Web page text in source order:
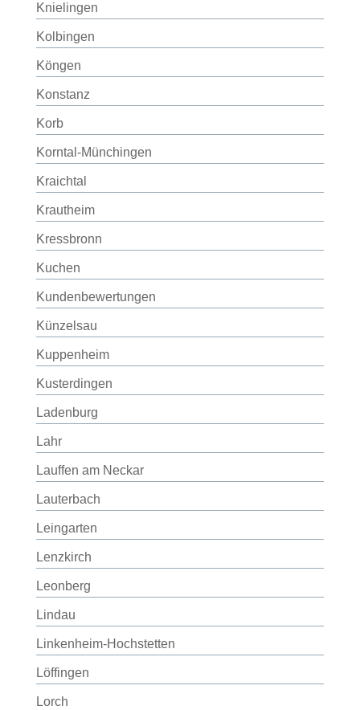
Knielingen
Kolbingen
Köngen
Konstanz
Korb
Korntal-Münchingen
Kraichtal
Krautheim
Kressbronn
Kuchen
Kundenbewertungen
Künzelsau
Kuppenheim
Kusterdingen
Ladenburg
Lahr
Lauffen am Neckar
Lauterbach
Leingarten
Lenzkirch
Leonberg
Lindau
Linkenheim-Hochstetten
Löffingen
Lorch